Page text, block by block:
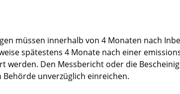
müssen innerhalb von 4 Monaten nach
spätestens 4 Monate nach einer
werden. Den Messbericht oder die
Behörde unverzüglich einreichen.